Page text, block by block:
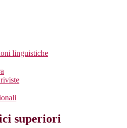
linguistiche
superiori